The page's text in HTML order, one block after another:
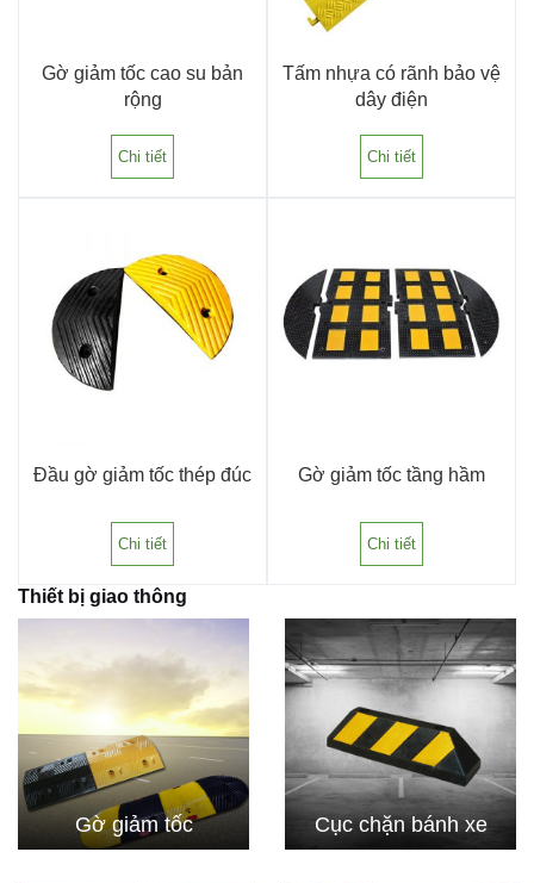
Gờ giảm tốc cao su bản
rộng
Chi tiết
Tấm nhựa có rãnh bảo vệ
dây điện
Chi tiết
Đầu gờ giảm tốc thép đúc
Chi tiết
Gờ giảm tốc tầng hầm
Chi tiết
Thiết bị giao thông
Gờ giảm tốc Cục chặn bánh xe